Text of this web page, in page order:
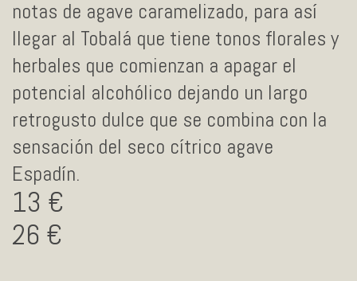
notas de agave caramelizado, para así
llegar al Tobalá que tiene tonos florales y
herbales que comienzan a apagar el
potencial alcohólico dejando un largo
retrogusto dulce que se combina con la
sensación del seco cítrico agave
Espadín.
13
26